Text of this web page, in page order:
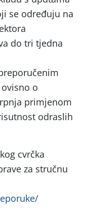
se određuju na
do tri tjedna
o
primjenom
odraslih
cvrčka
za stručnu